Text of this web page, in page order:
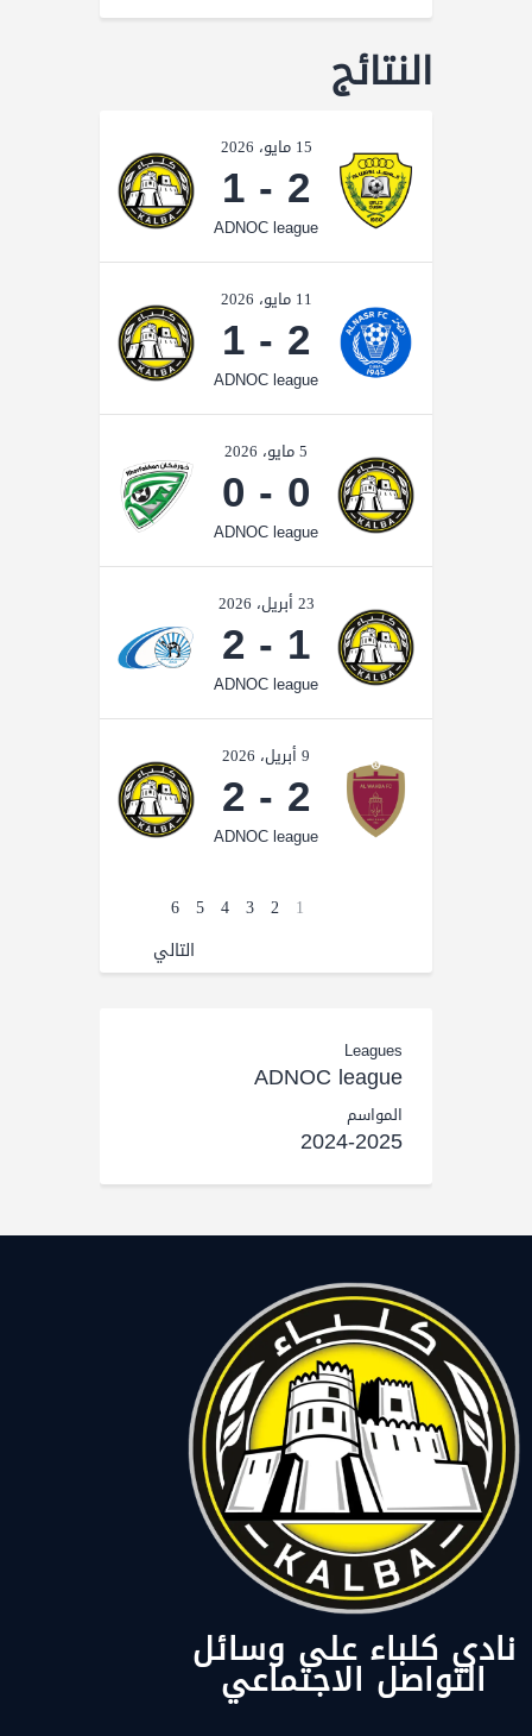
النتائج
15 مايو، 2026
2
-
1
ADNOC league
11 مايو، 2026
2
-
1
ADNOC league
5 مايو، 2026
0
-
0
ADNOC league
23 أبريل، 2026
1
-
2
ADNOC league
9 أبريل، 2026
2
-
2
ADNOC league
1
2
3
4
5
6
التالي
Leagues
ADNOC league
المواسم
2024-2025
نادي كلباء على وسائل
التواصل الاجتماعي